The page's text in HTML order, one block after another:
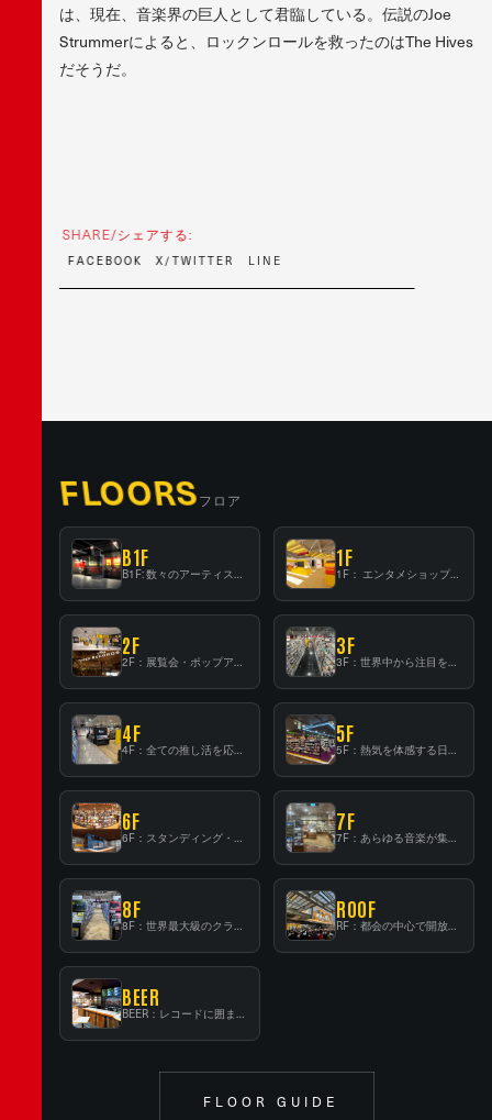
は、現在、音楽界の巨人として君臨している。伝説のJoe
Strummerによると、ロックンロールを救ったのはThe Hives
だそうだ。
SHARE/シェアする:
FACEBOOK X/TWITTER I NE
FLOORSフロア
B1F
B1F: 数々のアーティストが立った、インストアイベントの聖地！
1F
1F： エンタメショップならではのイマーシブ空間
2F
2F：展覧会・ポップアップストア等を開催！大型催事スペース「TOWER SPACE SHIBUYA」
3F
3F：世界中から注目を集める〈日本のポップカルチャー〉の発信基地！
4F
4F：全ての推し活を応援するフロア！
5F
5F：熱気を体感する日本一のK-POP空間！
6F
6F：スタンディング・ビアバーを新設した日本最大規模のレコード専門フロア！
7F
7F：あらゆる音楽が集結する最多ジャンルフロア！
8F
8F：世界最大級のクラシック音楽専門フロア！
ROOF
RF：都会の中心で開放感あふれるルーフトップイベントスペース
BEER
BEER：レコードに囲まれたスタンディングバー
FLOOR GUIDE